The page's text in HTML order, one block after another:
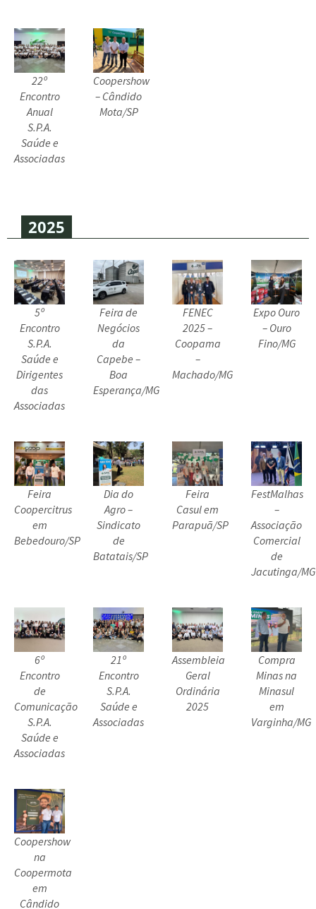
22º
Encontro
Anual
S.P.A.
Saúde e
Associadas
Coopershow
– Cândido
Mota/SP
2025
5º
Encontro
S.P.A.
Saúde e
Dirigentes
das
Associadas
Feira de
Negócios
da
Capebe –
Boa
Esperança/MG
FENEC
2025 –
Coopama
–
Machado/MG
Expo Ouro
– Ouro
Fino/MG
Feira
Coopercitrus
em
Bebedouro/SP
Dia do
Agro –
Sindicato
de
Batatais/SP
Feira
Casul em
Parapuã/SP
FestMalhas
–
Associação
Comercial
de
Jacutinga/MG
6º
Encontro
de
Comunicação
S.P.A.
Saúde e
Associadas
21º
Encontro
S.P.A.
Saúde e
Associadas
Assembleia
Geral
Ordinária
2025
Compra
Minas na
Minasul
em
Varginha/MG
Coopershow
na
Coopermota
em
Cândido